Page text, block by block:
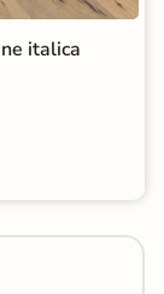
italica